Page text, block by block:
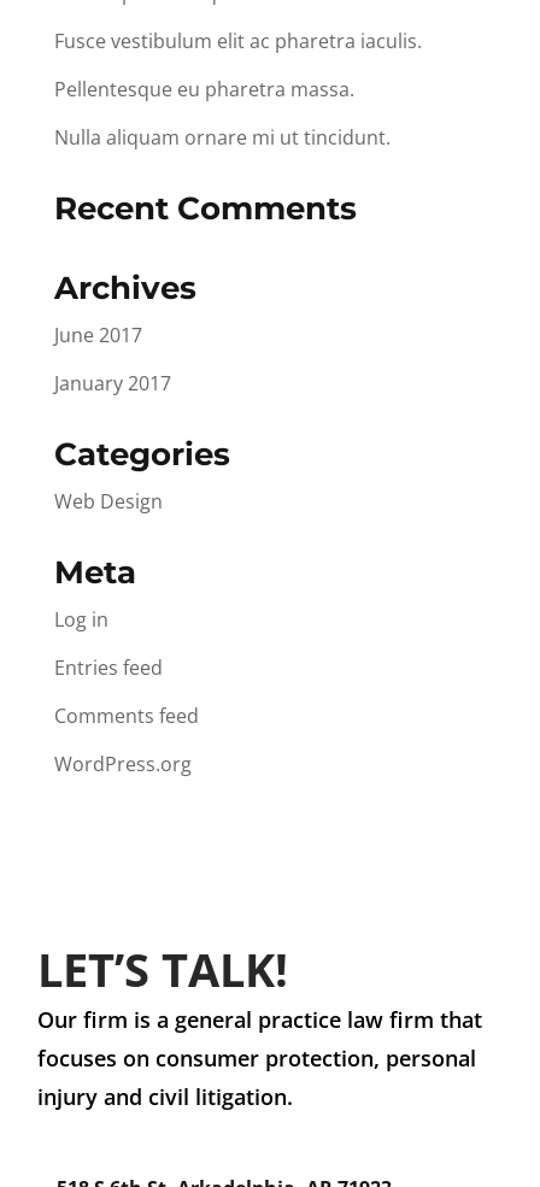
Fusce vestibulum elit ac pharetra iaculis.
Pellentesque eu pharetra massa.
Nulla aliquam ornare mi ut tincidunt.
Recent Comments
Archives
June 2017
January 2017
Categories
Web Design
Meta
Log in
Entries feed
Comments feed
WordPress.org
LET’S TALK!
Our firm is a general practice law firm that
focuses on consumer protection, personal
injury and civil litigation.